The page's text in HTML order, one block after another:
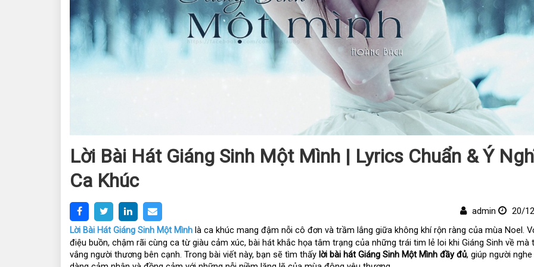
Lời Bài Hát Giáng Sinh Một Mình | Lyrics Chuẩn & Ý
Ca Khúc
admin
20/
Lời Bài Hát Giáng Sinh Một Mình là ca khúc mang đậm nỗi cô đơn và trầm lắng giữa không khí rộn ràng của mùa Noel.
điệu buồn, chậm rãi cùng ca từ giàu cảm xúc, bài hát khắc họa tâm trạng của những trái tim lẻ loi khi Giáng Sinh về mà
vắng người thương bên cạnh. Trong bài viết này, bạn sẽ tìm thấy lời bài hát Giáng Sinh Một Mình đầy đủ, giúp người